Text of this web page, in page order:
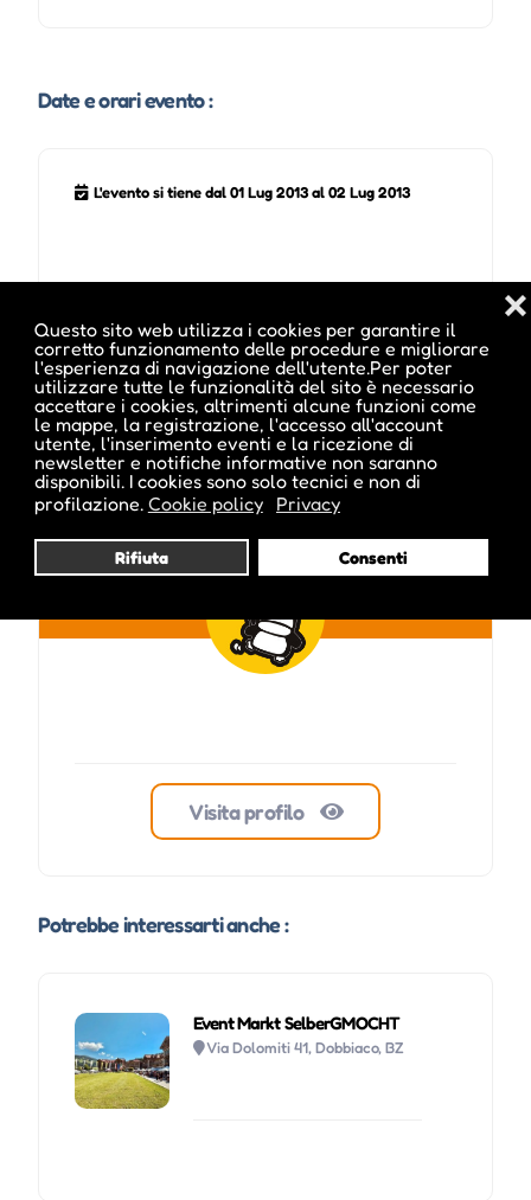
Questo sito web utilizza i cookies per garantire il
corretto funzionamento delle procedure e migliorare
l'esperienza di navigazione dell'utente.Per poter
utilizzare tutte le funzionalità del sito è necessario
accettare i cookies, altrimenti alcune funzioni come
le mappe, la registrazione, l'accesso all'account
utente, l'inserimento eventi e la ricezione di
newsletter e notifiche informative non saranno
disponibili. I cookies sono solo tecnici e non di
profilazione. Cookie policy Privacy
Rifiuta Consenti
❌
Date e orari evento :
L'evento si tiene dal 01 Lug 2013 al 02 Lug 2013
Pubblicato da :
ale inside
Visita profilo
Potrebbe interessarti anche :
Event Markt SelberGMOCHT
Via Dolomiti 41, Dobbiaco, BZ